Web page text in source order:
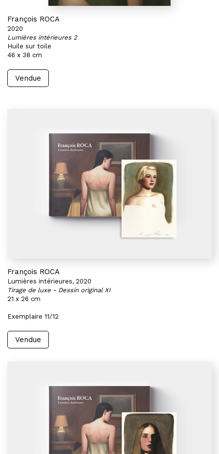
François ROCA
2020
Lumières intérieures 2
Huile sur toile
46 x 38 cm
Vendue
François ROCA
Lumières intérieures, 2020
Tirage de luxe - Dessin original XI
21 x 26 cm
Exemplaire 11/12
Vendue